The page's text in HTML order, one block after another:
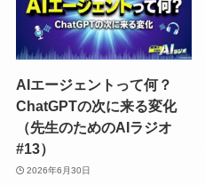
AIエージェントって何？
ChatGPTの次に来る変化
（先生のためのAIラジオ
#13）
2026年6月30日